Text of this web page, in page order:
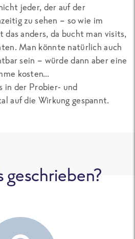
jeder, der auf der
zu sehen – so wie im
das anders, da bucht man visits,
Man könnte natürlich auch
sein – würde dann aber eine
kosten…
in der Probier- und
auf die Wirkung gespannt.
geschrieben?